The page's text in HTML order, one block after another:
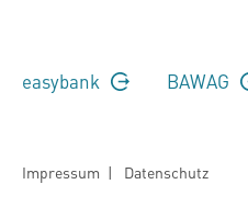
easybank BAWAG
Impressum | Datenschutz